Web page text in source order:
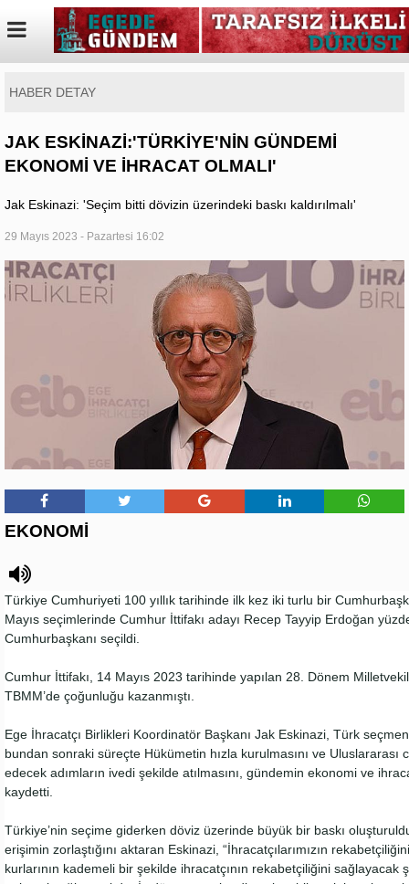
HABER DETAY
JAK ESKİNAZİ:'TÜRKİYE'NİN GÜNDEMİ
EKONOMİ VE İHRACAT OLMALI'
Jak Eskinazi: 'Seçim bitti dövizin üzerindeki baskı kaldırılmalı'
29 Mayıs 2023 - Pazartesi 16:02
EKONOMİ
Türkiye Cumhuriyeti 100 yıllık tarihinde ilk kez iki turlu bir
Mayıs seçimlerinde Cumhur İttifakı adayı Recep Tayyip Erdoğan
Cumhurbaşkanı seçildi.
Cumhur İttifakı, 14 Mayıs 2023 tarihinde yapılan 28. Dönem
TBMM’de çoğunluğu kazanmıştı.
Ege İhracatçı Birlikleri Koordinatör Başkanı Jak Eskinazi, Türk
bundan sonraki süreçte Hükümetin hızla kurulmasını ve Uluslararası
edecek adımların ivedi şekilde atılmasını, gündemin ekonomi ve
kaydetti.
Türkiye’nin seçime giderken döviz üzerinde büyük bir baskı
erişimin zorlaştığını aktaran Eskinazi, “İhracatçılarımızın
kurlarının kademeli bir şekilde ihracatçının rekabetçiliğini sağlayacak